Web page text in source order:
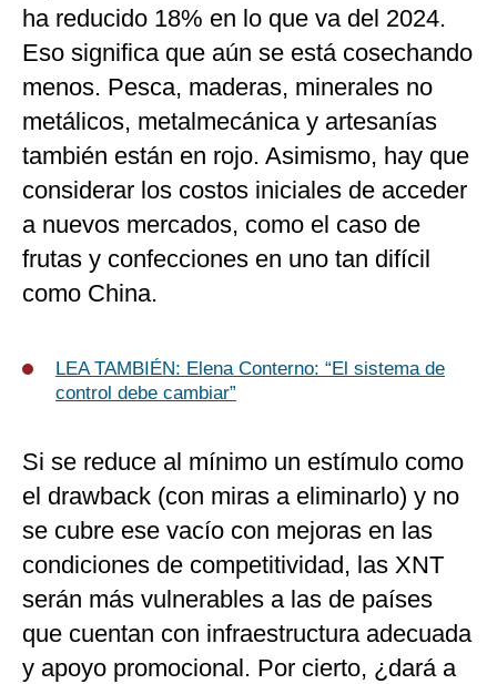
ha reducido 18% en lo que va del 2024.
Eso significa que aún se está cosechando
menos. Pesca, maderas, minerales no
metálicos, metalmecánica y artesanías
también están en rojo. Asimismo, hay que
considerar los costos iniciales de acceder
a nuevos mercados, como el caso de
frutas y confecciones en uno tan difícil
como China.
LEA TAMBIÉN: Elena Conterno: “El sistema de
control debe cambiar”
Si se reduce al mínimo un estímulo como
el drawback (con miras a eliminarlo) y no
se cubre ese vacío con mejoras en las
condiciones de competitividad, las XNT
serán más vulnerables a las de países
que cuentan con infraestructura adecuada
y apoyo promocional. Por cierto, ¿dará a